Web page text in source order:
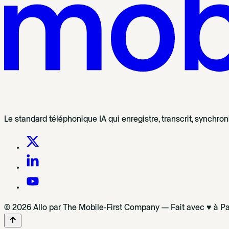
Le standard téléphonique IA qui enregistre, transcrit,
© 2026 Allo par The Mobile-First Company — Fait avec ♥ à